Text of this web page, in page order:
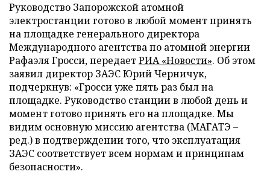
Руководство Запорожской атомной
электростанции готово в любой момент принять
на площадке генерального директора
Международного агентства по атомной энергии
Рафаэля Гросси, передаетРИА «Новости». Об этом
заявил директор ЗАЭС Юрий Черничук,
подчеркнув: «Гросси уже пять раз был на
площадке. Руководство станции в любой день и
момент готово принять его на площадке. Мы
видим основную миссию агентства (МАГАТЭ –
ред.) в подтверждении того, что эксплуатация
ЗАЭС соответствует всем нормам и принципам
безопасности».